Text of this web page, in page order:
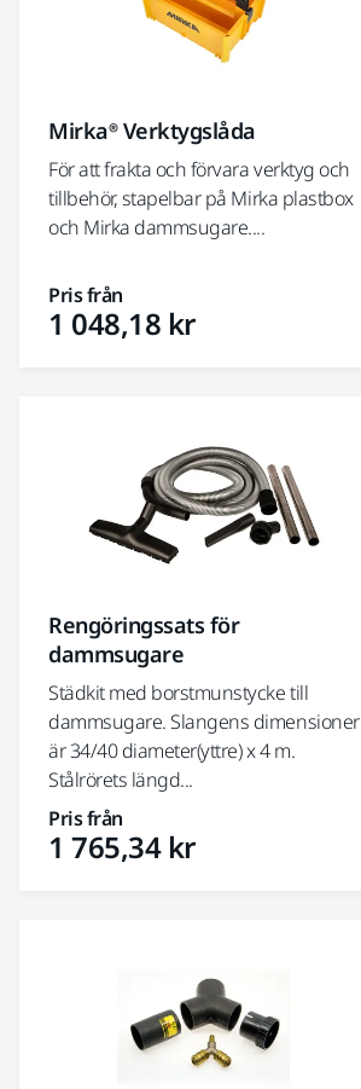
Mirka® Verktygslåda
För att frakta och förvara verktyg och
tillbehör, stapelbar på Mirka plastbox
och Mirka dammsugare....
Pris från
1 048,18 kr
Rengöringssats för
dammsugare
Städkit med borstmunstycke till
dammsugare. Slangens dimensioner
är 34/40 diameter(yttre) x 4 m.
Stålrörets längd...
Pris från
1 765,34 kr